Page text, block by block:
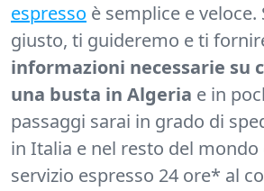
espresso è semplice e veloce.
giusto, ti guideremo e ti
informazioni necessarie su
una busta in Algeria e in
passaggi sarai in grado di
in Italia e nel resto del
servizio espresso 24 ore* al